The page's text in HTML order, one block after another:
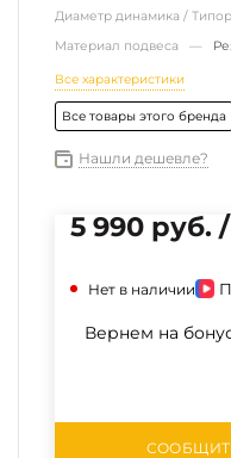
Диаметр динамика /
Материал подвеса —
Все характеристики
Все товары этого бренда
Нашли дешевле?
5 990 руб.
Нет в наличии
Вернем на